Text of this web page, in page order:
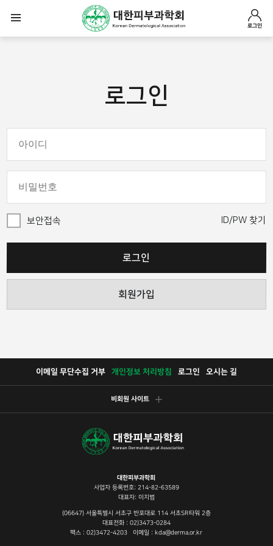
로그인
로그인
보안접속 ID/PW 찾기
로그인
회원가입
이메일 무단수집 거부 개인정보 처리방침 로그인 오시는 길
비회원 사이트
대한피부과학회
사업자 등록번호: 214-82-63589
대표자: 이지범
(06647) 서울특별시 서초구 반포대로 114 서초SR타워 2층
대표전화 : 02)3473-0284
팩스 : 02)3472-4203 이메일 : kda@derma.or.kr